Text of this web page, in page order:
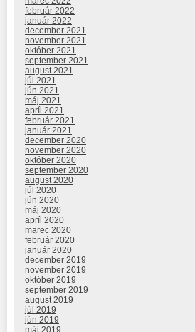
február 2022
január 2022
december 2021
november 2021
október 2021
september 2021
august 2021
júl 2021
jún 2021
máj 2021
apríl 2021
február 2021
január 2021
december 2020
november 2020
október 2020
september 2020
august 2020
júl 2020
jún 2020
máj 2020
apríl 2020
marec 2020
február 2020
január 2020
december 2019
november 2019
október 2019
september 2019
august 2019
júl 2019
jún 2019
máj 2019